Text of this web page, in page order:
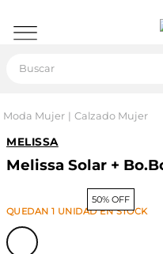
Moda Mujer Calzado Mujer
MELISSA
Melissa Solar +
50% OFF
QUEDAN1 UNIDADEN STOCK